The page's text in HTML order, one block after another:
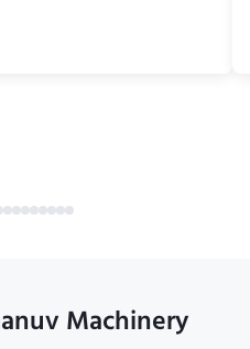
Machinery